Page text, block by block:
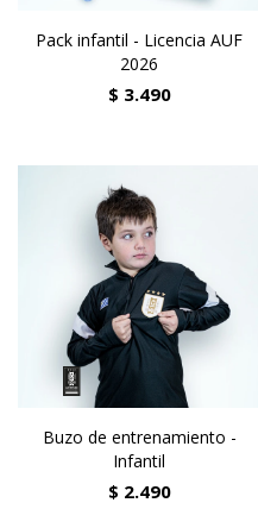
Pack infantil - Licencia AUF
2026
$ 3.490
Buzo de entrenamiento -
Infantil
$ 2.490